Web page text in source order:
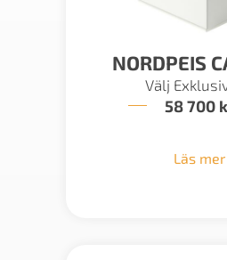
NORDPEIS
Välj
58 700
Läs mer